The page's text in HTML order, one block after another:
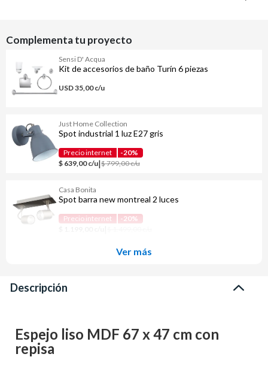
Complementa tu proyecto
Sensi D' Acqua
Kit de accesorios de baño Turín 6 piezas
USD 35,00 c/u
Just Home Collection
Spot industrial 1 luz E27 gris
Precio internet
-20%
$ 639,00 c/u|$ 799,00 c/u
Casa Bonita
Spot barra new montreal 2 luces
Precio internet
-20%
Ver más
Descripción
Espejo liso MDF 67 x 47 cm con
repisa